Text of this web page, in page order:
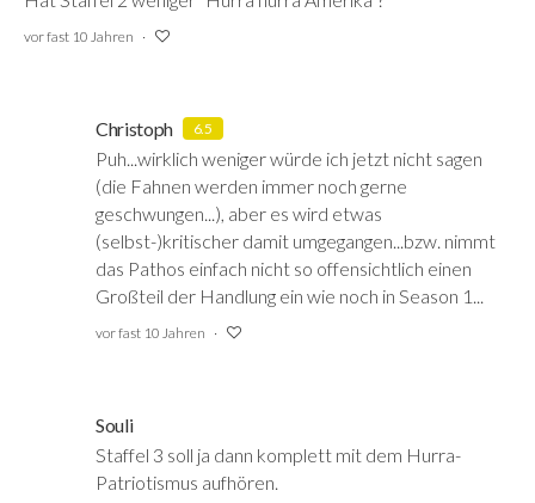
vor fast 10 Jahren
Christoph 6.5
Puh...wirklich weniger würde ich jetzt nicht sagen
(die Fahnen werden immer noch gerne
geschwungen...), aber es wird etwas
(selbst-)kritischer damit umgegangen...bzw. nimmt
das Pathos einfach nicht so offensichtlich einen
Großteil der Handlung ein wie noch in Season 1...
vor fast 10 Jahren
Souli
Staffel 3 soll ja dann komplett mit dem Hurra-
Patriotismus aufhören.